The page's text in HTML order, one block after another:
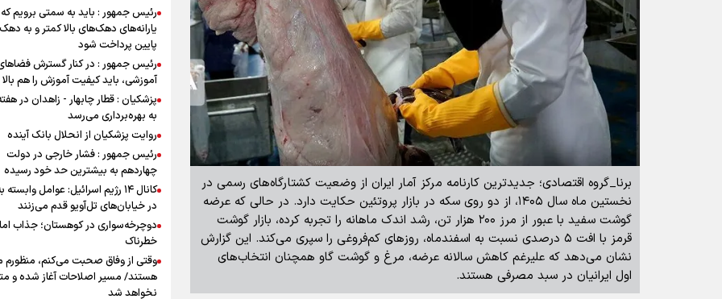
برنا_گروه اقتصادی؛ جدیدترین کارنامه مرکز آمار ایران از وضعیت کشتارگاه‌های رسمی در
نخستین ماه سال ۱۴۰۵، از دو روی سکه در بازار پروتئین حکایت دارد. در حالی که عرضه
گوشت سفید با عبور از مرز ۲۰۰ هزار تن، رشد اندک ماهانه را تجربه کرده، بازار گوشت
قرمز با افت ۵ درصدی نسبت به اسفندماه، روز‌های کم‌فروغی را سپری می‌کند. این گزارش
نشان می‌دهد که علیرغم کاهش سالانه عرضه، مرغ و گوشت گاو همچنان انتخاب‌های
اول ایرانیان در سبد مصرفی هستند.
رئیس جمهور : باید به سمتی برویم که
یارانه‌های دهک‌های بالا کمتر و به
پایین پرداخت شود
رئیس جمهور : در کنار گسترش
آموزشی، باید کیفیت آموزش را هم بالا
پزشکیان : قطار چابهار - زاهدان در
به بهره‌برداری می‌رسد
روایت پزشکیان از انحلال بانک آینده
رئیس جمهور : فشار خارجی در دولت
چهاردهم به بیشترین حد خود رسیده
کانال ۱۴ رژیم اسرائیل: عوامل
در خیابان‌های تل‌آویو قدم می‌زنند
دوچرخه‌سواری در کوهستان؛ جذاب
خطرناک
وقتی از وفاق صحبت می‌کنم، منظورم
هستند/ مسیر اصلاحات آغاز شده و
نخواهد شد